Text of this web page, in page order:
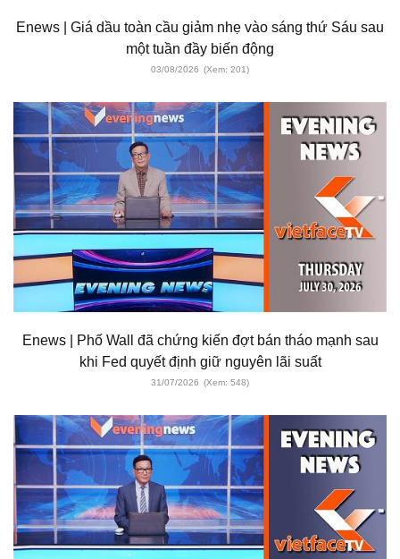
Enews | Giá dầu toàn cầu giảm nhẹ vào sáng thứ Sáu sau
một tuần đầy biến động
03/08/2026 (Xem: 201)
Enews | Phố Wall đã chứng kiến ​​đợt bán tháo mạnh sau
khi Fed quyết định giữ nguyên lãi suất
31/07/2026 (Xem: 548)